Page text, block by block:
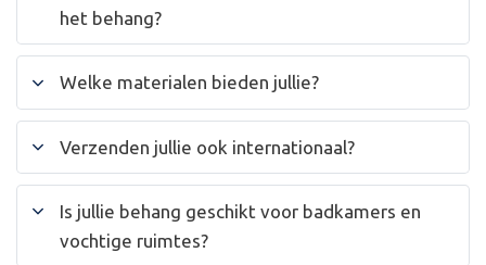
het behang?
Welke materialen bieden jullie?
Verzenden jullie ook internationaal?
Is jullie behang geschikt voor badkamers en
vochtige ruimtes?